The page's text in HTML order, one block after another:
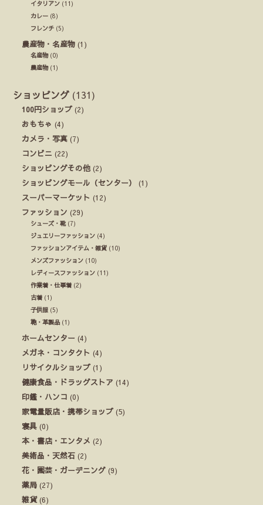
イタリアン (11)
カレー (8)
フレンチ (5)
農産物・名産物 (1)
名産物(0)
農産物(1)
ショッピング (131)
100円ショップ (2)
おもちゃ (4)
カメラ・写真 (7)
コンビニ (22)
ショッピングその他 (2)
ショッピングモール（センター）
(1)
スーパーマーケット (12)
ファッション (29)
シューズ・靴(7)
ジュエリーファッション (4)
ファッションアイテム・雑貨 (10)
メンズファッション (10)
レディースファッション (11)
作業着・仕事着 (2)
古着 (1)
子供服 (5)
鞄・革製品 (1)
ホームセンター (4)
メガネ・コンタクト (4)
リサイクルショップ (1)
健康食品・ドラッグストア (14)
印鑑・ハンコ (0)
家電量販店・携帯ショップ (5)
寝具 (0)
本・書店・エンタメ (2)
美術品・天然石 (2)
花・園芸・ガーデニング (9)
薬局 (27)
雑貨(6)